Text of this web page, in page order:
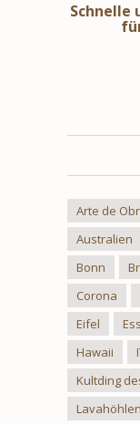
Arte de
Australien
Bonn
Corona
Eifel
Hawaii
Kultding
Lavahöhlen